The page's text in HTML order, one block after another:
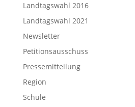
Landtagswahl 2016
Landtagswahl 2021
Newsletter
Petitionsausschuss
Pressemitteilung
Region
Schule